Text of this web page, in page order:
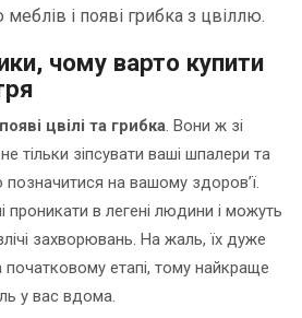
і появі грибка з цвіллю.
чому варто купити
цвілі та грибка. Вони ж зі
тільки зіпсувати ваші шпалери та
позначитися на вашому здоров’ї.
проникати в легені людини і можуть
захворювань. На жаль, їх дуже
етапі, тому найкраще
у вас вдома.